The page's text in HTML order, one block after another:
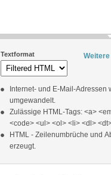
Textformat
Internet- und E-Mail-Adressen
umgewandelt.
Zulässige HTML-Tags: <a>
<code> <ul> <ol> <li> <dl>
HTML - Zeilenumbrüche und
erzeugt.